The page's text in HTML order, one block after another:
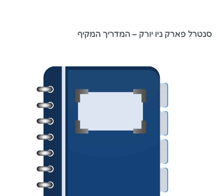
סנטרל פארק ניו יורק – המדריך המקיף